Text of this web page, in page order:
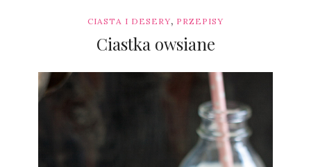
CIASTA I DESERY, PRZEPISY
Ciastka owsiane